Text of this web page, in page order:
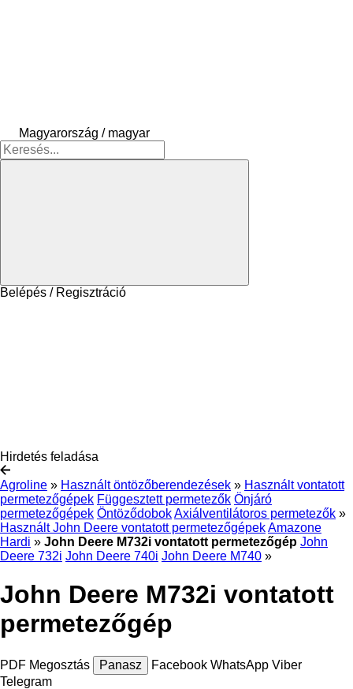
Magyarország / magyar
Belépés / Regisztráció
Hirdetés feladása
Agroline » Használt öntözőberendezések » Használt vontatott
permetezőgépek Függesztett permetezők Önjáró
permetezőgépek ÖntöződobokAxiálventilátoros permetezők »
Használt John Deere vontatott permetezőgépekAmazone
Hardi » John Deere M732i vontatott permetezőgép John
Deere 732i John Deere 740i John Deere M740 »
John Deere M732i vontatott
permetezőgép
PDF Megosztás Panasz Facebook WhatsApp Viber
Telegram